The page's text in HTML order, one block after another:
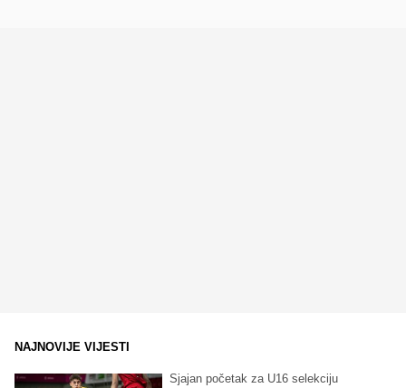
NAJNOVIJE VIJESTI
Sjajan početak za U16 selekciju